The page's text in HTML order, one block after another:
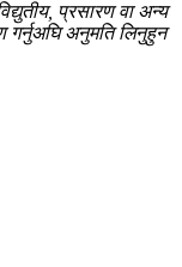
प्रसारण वा अन्य
गर्नुअघि अनुमति लिनुहुन